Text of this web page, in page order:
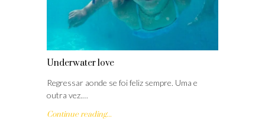
Underwater love
Regressar aonde se foi feliz sempre. Uma e
outra vez.…
Continue reading...